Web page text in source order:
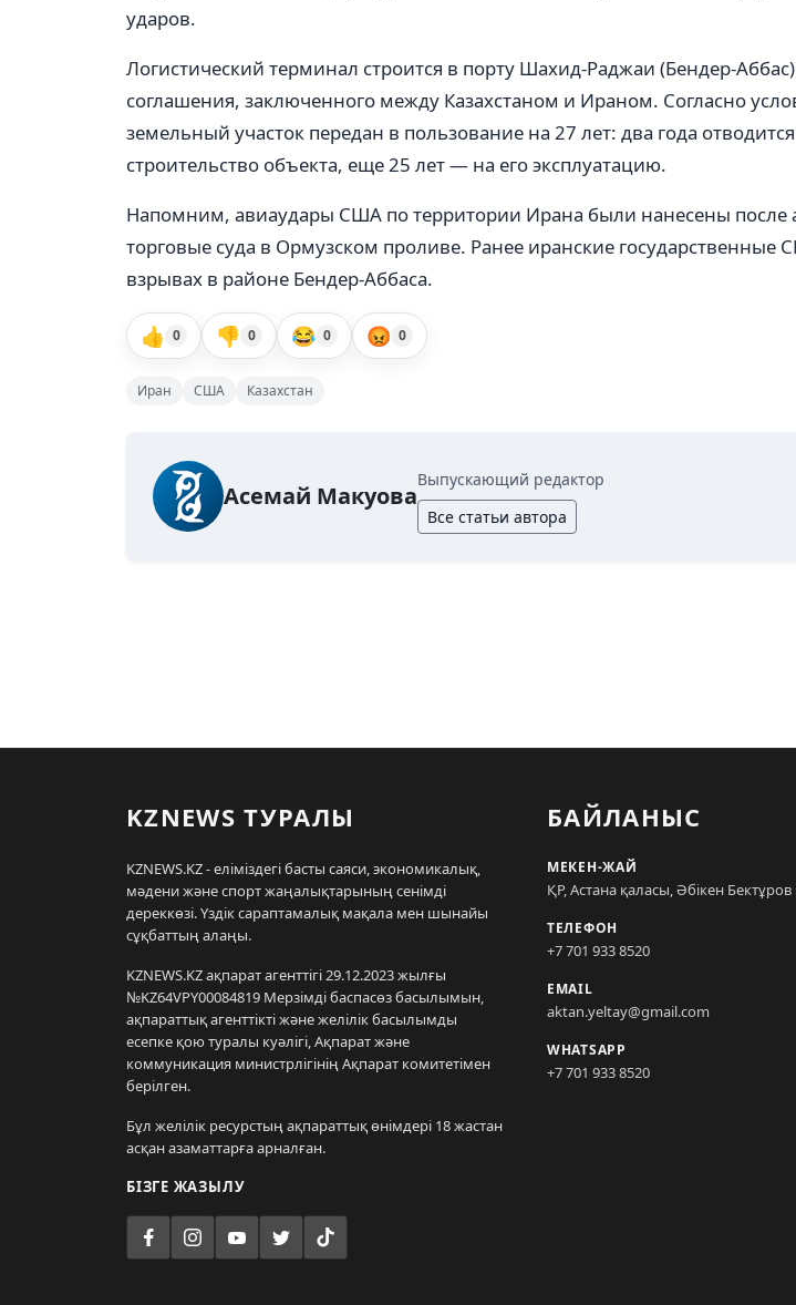
ударов.
Логистический терминал строится в порту Шахид-Раджаи (Бендер-Аббас)
соглашения, заключенного между Казахстаном и Ираном. Согласно
земельный участок передан в пользование на 27 лет: два года
строительство объекта, еще 25 лет — на его эксплуатацию.
Напомним, авиаудары США по территории Ирана были нанесены после
торговые суда в Ормузском проливе. Ранее иранские
взрывах в районе Бендер-Аббаса.
👍 0 👎 0 😂 0 😡 0
Иран США Казахстан
Асемай Макуова
Выпускающий редактор
Все статьи автора
KZNEWS ТУРАЛЫ
KZNEWS.KZ - еліміздегі басты саяси, экономикалық,
мәдени және спорт жаңалықтарының сенімді
дереккөзі. Үздік сараптамалық мақала мен шынайы
сұқбаттың алаңы.
KZNEWS.KZ ақпарат агенттігі 29.12.2023 жылғы
№KZ64VPY00084819 Мерзімді баспасөз басылымын,
ақпараттық агенттікті және желілік басылымды
есепке қою туралы куәлігі, Ақпарат және
коммуникация министрлігінің Ақпарат комитетімен
берілген.
Бұл желілік ресурстың ақпараттық өнімдері 18 жастан
асқан азаматтарға арналған.
БІЗГЕ ЖАЗЫЛУ
БАЙЛАНЫС
МЕКЕН-ЖАЙ
ҚР, Астана қаласы, Әбікен
ТЕЛЕФОН
+7 701 933 8520
EMAIL
aktan.yeltay@gmail.com
WHATSAPP
+7 701 933 8520